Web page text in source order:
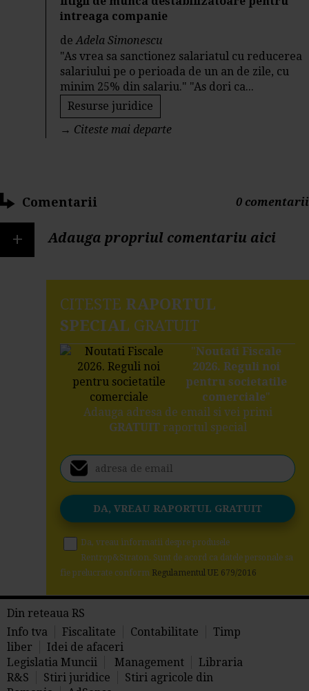
intreaga companie
deAdela Simonescu
"As vrea sa sanctionez salariatul cu reducerea
salariului pe o perioada de un an de zile, cu
minim 25% din salariu." "As dori ca...
Resurse juridice
→ Citeste mai departe
Comentarii 0 comentarii
+ Adauga propriul comentariu aici
CITESTE RAPORTUL
SPECIAL GRATUIT
"Noutati Fiscale
2026. Reguli noi
pentru societatile
comerciale"
Adauga adresa de email si vei primi
GRATUITraportul special
Da, vreau informatii despre produsele
Rentrop&Straton. Sunt de acord ca datele personale sa
fie prelucrate conform Regulamentul UE 679/2016
Din reteaua RS
Info tva
Fiscalitate Contabilitate
Timp
liber
Idei de afaceri
Legislatia Muncii
Management
Libraria
R&S
Stiri juridice
Stiri agricole din